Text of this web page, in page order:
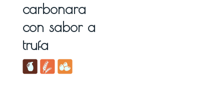
carbonara
con sabor a
trufa